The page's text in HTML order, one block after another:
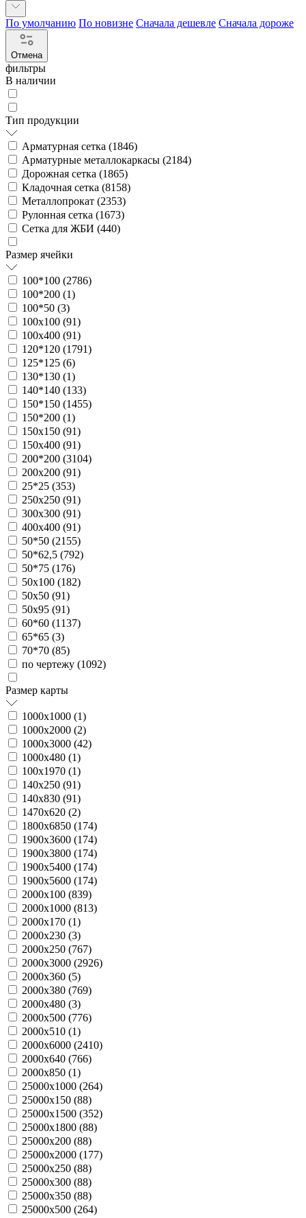
По умолчанию По новизне Сначала дешевле Сначала дороже
Отмена
фильтры
В наличии
Тип продукции
Арматурная сетка (1846)
Арматурные металлокаркасы (2184)
Дорожная сетка (1865)
Кладочная сетка (8158)
Металлопрокат (2353)
Рулонная сетка (1673)
Сетка для ЖБИ (440)
Размер ячейки
100*100 (2786)
100*200 (1)
100*50 (3)
100х100 (91)
100х400 (91)
120*120 (1791)
125*125 (6)
130*130 (1)
140*140 (133)
150*150 (1455)
150*200 (1)
150х150 (91)
150х400 (91)
200*200 (3104)
200х200 (91)
25*25 (353)
250х250 (91)
300х300 (91)
400х400 (91)
50*50 (2155)
50*62,5 (792)
50*75 (176)
50х100 (182)
50х50 (91)
50х95 (91)
60*60 (1137)
65*65 (3)
70*70 (85)
по чертежу (1092)
Размер карты
1000х1000 (1)
1000х2000 (2)
1000х3000 (42)
1000х480 (1)
100х1970 (1)
140х250 (91)
140х830 (91)
1470х620 (2)
1800х6850 (174)
1900х3600 (174)
1900х3800 (174)
1900х5400 (174)
1900х5600 (174)
2000х100 (839)
2000х1000 (813)
2000х170 (1)
2000х230 (3)
2000х250 (767)
2000х3000 (2926)
2000х360 (5)
2000х380 (769)
2000х480 (3)
2000х500 (776)
2000х510 (1)
2000х6000 (2410)
2000х640 (766)
2000х850 (1)
25000х1000 (264)
25000х150 (88)
25000х1500 (352)
25000х1800 (88)
25000х200 (88)
25000х2000 (177)
25000х250 (88)
25000х300 (88)
25000х350 (88)
25000х500 (264)